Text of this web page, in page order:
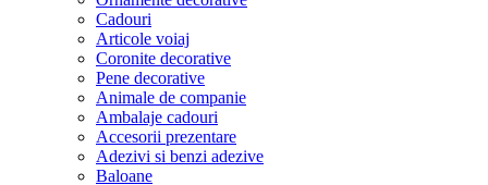
Cadouri
Articole voiaj
Coronite decorative
Pene decorative
Animale de companie
Ambalaje cadouri
Accesorii prezentare
Adezivi si benzi adezive
Baloane